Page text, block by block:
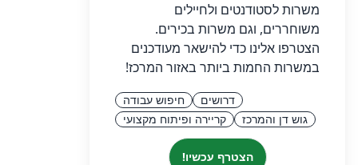
משרות לסטודנטים ולחיילים
משוחררים, וגם משרות בכירים.
הצטרפו אלינו כדי להישאר מעודכנים
במשרות החמות ביותר באזור המרכז!
דרושים
חיפוש עבודה
גוש דן והמרכז
קריירה ופיתוח מקצועי
הצטרף עכשיו!